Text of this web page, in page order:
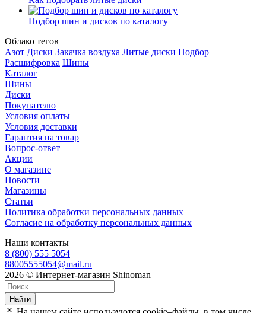
Подбор шин и дисков по каталогу
Облако тегов
Азот Диски Закачка воздуха Литые диски Подбор
Расшифровка Шины
Каталог
Шины
Диски
Покупателю
Условия оплаты
Условия доставки
Гарантия на товар
Вопрос-ответ
Акции
О магазине
Новости
Магазины
Статьи
Политика обработки персональных данных
Согласие на обработку персональных данных
Наши контакты
8 (800) 555 5054
88005555054@mail.ru
2026 © Интернет-магазин Shinoman
Найти